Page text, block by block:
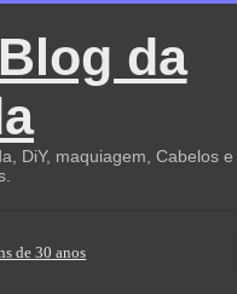
da
DiY, maquiagem, Cabelos e
de 30 anos